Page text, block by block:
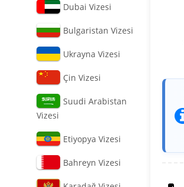
Dubai Vizesi
Bulgaristan Vizesi
Ukrayna Vizesi
Çin Vizesi
Suudi Arabistan
Vizesi
Etiyopya Vizesi
Bahreyn Vizesi